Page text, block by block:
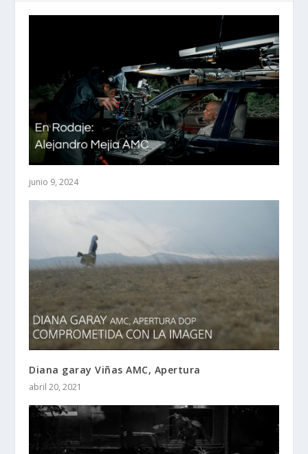
junio 9, 2024
Diana garay Viñas AMC, Apertura
abril 20, 2021